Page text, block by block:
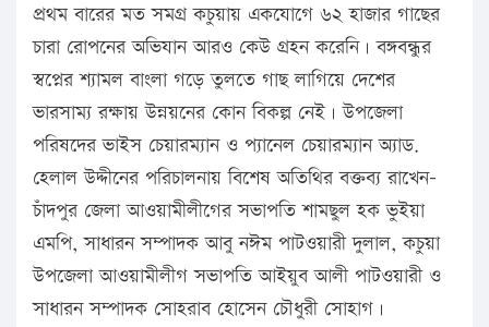
প্রথম বারের মত সমগ্র কচুয়ায় একযোগে ৬২ হাজার গাছের
চারা রোপনের অভিযান আরও কেউ গ্রহন করেনি। বঙ্গবন্ধুর
স্বপ্নের শ্যামল বাংলা গড়ে তুলতে গাছ লাগিয়ে দেশের
ভারসাম্য রক্ষায় উন্নয়নের কোন বিকল্প নেই। উপজেলা
পরিষদের ভাইস চেয়ারম্যান ও প্যানেল চেয়ারম্যান অ্যাড.
হেলাল উদ্দীনের পরিচালনায় বিশেষ অতিথির বক্তব্য রাখেন-
চাঁদপুর জেলা আওয়ামীলীগের সভাপতি শামছুল হক ভুইয়া
এমপি, সাধারন সম্পাদক আবু নঈম পাটওয়ারী দুলাল, কচুয়া
উপজেলা আওয়ামীলীগ সভাপতি আইয়ুব আলী পাটওয়ারী ও
সাধারন সম্পাদক সোহরাব হোসেন চৌধুরী সোহাগ।